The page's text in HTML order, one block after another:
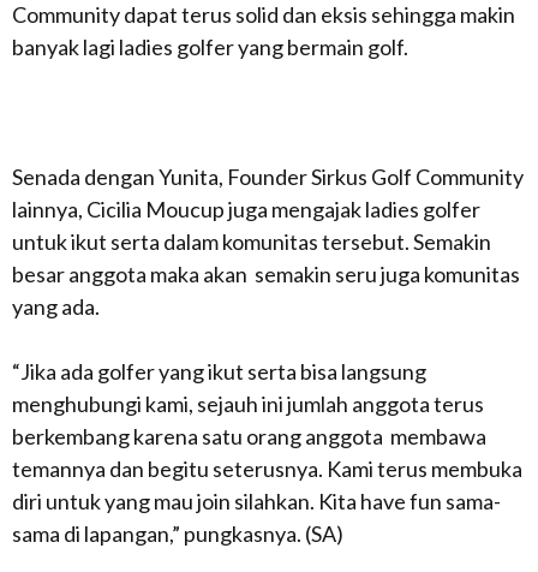
Community dapat terus solid dan eksis sehingga makin
banyak lagi ladies golfer yang bermain golf.
Senada dengan Yunita, Founder Sirkus Golf Community
lainnya, Cicilia Moucup juga mengajak ladies golfer
untuk ikut serta dalam komunitas tersebut. Semakin
besar anggota maka akan semakin seru juga komunitas
yang ada.
“Jika ada golfer yang ikut serta bisa langsung
menghubungi kami, sejauh ini jumlah anggota terus
berkembang karena satu orang anggota membawa
temannya dan begitu seterusnya. Kami terus membuka
diri untuk yang mau join silahkan. Kita have fun sama-
sama di lapangan,” pungkasnya. (SA)